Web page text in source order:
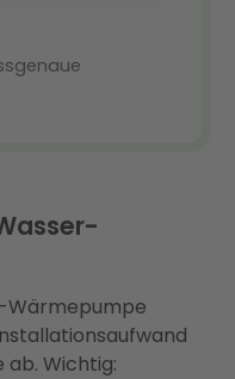
Wärmepumpe
ab. Wichtig: